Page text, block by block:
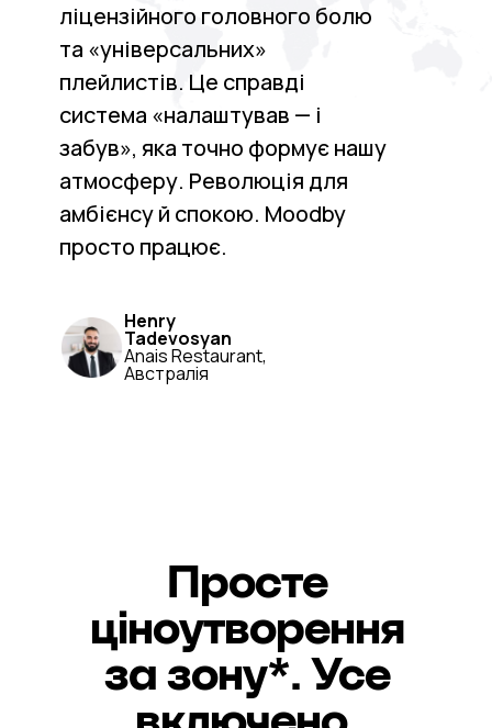
ліцензійного головного болю
та «універсальних»
плейлистів. Це справді
система «налаштував — і
забув», яка точно формує нашу
атмосферу. Революція для
амбієнсу й спокою. Moodby
просто працює.
Henry
Tadevosyan
Anais Restaurant,
Австралія
Просте
ціноутворення
за зону*. Усе